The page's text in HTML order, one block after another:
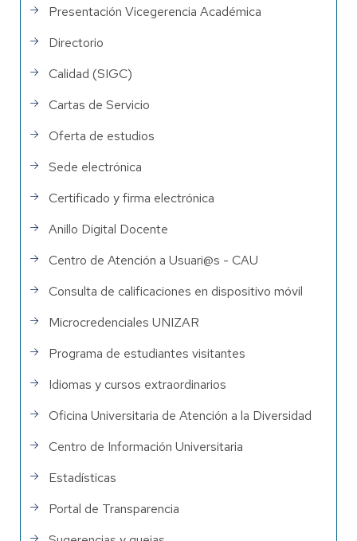
Presentación Vicegerencia Académica
Directorio
Calidad (SIGC)
Cartas de Servicio
Oferta de estudios
Sede electrónica
Certificado y firma electrónica
Anillo Digital Docente
Centro de Atención a Usuari@s - CAU
Consulta de calificaciones en dispositivo móvil
Microcredenciales UNIZAR
Programa de estudiantes visitantes
Idiomas y cursos extraordinarios
Oficina Universitaria de Atención a la Diversidad
Centro de Información Universitaria
Estadísticas
Portal de Transparencia